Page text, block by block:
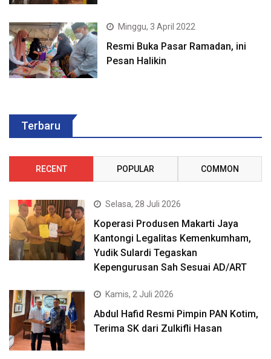
Minggu, 3 April 2022
Resmi Buka Pasar Ramadan, ini
Pesan Halikin
Terbaru
RECENT POPULAR COMMON
Selasa, 28 Juli 2026
Koperasi Produsen Makarti Jaya
Kantongi Legalitas Kemenkumham,
Yudik Sulardi Tegaskan
Kepengurusan Sah Sesuai AD/ART
Kamis, 2 Juli 2026
Abdul Hafid Resmi Pimpin PAN Kotim,
Terima SK dari Zulkifli Hasan